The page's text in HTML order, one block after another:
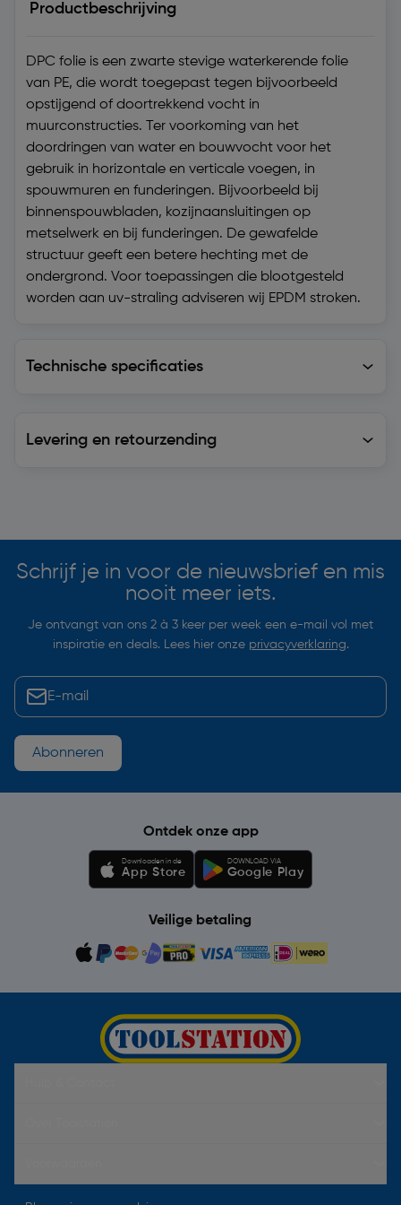
Productbeschrijving
DPC folie is een zwarte stevige waterkerende folie
van PE, die wordt toegepast tegen bijvoorbeeld
opstijgend of doortrekkend vocht in
muurconstructies. Ter voorkoming van het
doordringen van water en bouwvocht voor het
gebruik in horizontale en verticale voegen, in
spouwmuren en funderingen. Bijvoorbeeld bij
binnenspouwbladen, kozijnaansluitingen op
metselwerk en bij funderingen. De gewafelde
structuur geeft een betere hechting met de
ondergrond. Voor toepassingen die blootgesteld
worden aan uv-straling adviseren wij EPDM stroken.
Technische specificaties
Levering en retourzending
Schrijf je in voor de nieuwsbrief en mis
nooit meer iets.
Je ontvangt van ons 2 à 3 keer per week een e-mail vol met
inspiratie en deals. Lees hier onze privacyverklaring.
Abonneren
Ontdek onze app
Downloaden in de
App Store
DOWNLOAD VIA
Google Play
Veilige betaling